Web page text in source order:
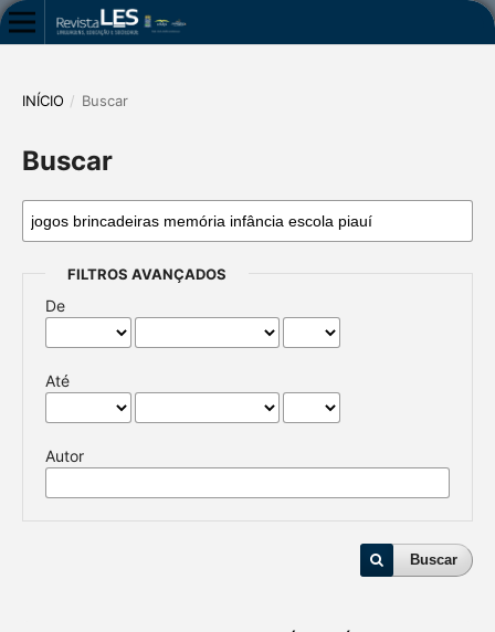
INÍCIO / Buscar
Buscar
FILTROS AVANÇADOS
De
Até
Autor
Buscar